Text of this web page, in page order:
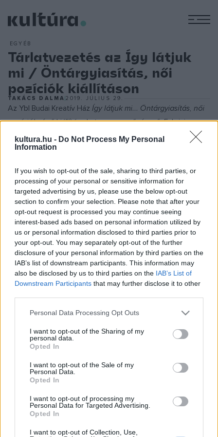
kultura.hu - Do Not Process My Personal
Information
If you wish to opt-out of the sale, sharing to third parties, or
processing of your personal or sensitive information for
targeted advertising by us, please use the below opt-out
section to confirm your selection. Please note that after your
opt-out request is processed you may continue seeing
interest-based ads based on personal information utilized by
us or personal information disclosed to third parties prior to
your opt-out. You may separately opt-out of the further
disclosure of your personal information by third parties on the
IAB’s list of downstream participants. This information may
also be disclosed by us to third parties on the IAB’s List of
Downstream Participants that may further disclose it to other
Please note that this website/app uses one or more Google
not limited to your visit or usage behaviour. You may click to
grant or deny consent to Google and its third-party tags to
use your data for below specified purposes in below Google
consent section.
Personal Data Processing Opt Outs
I want to opt-out of the Sharing of my
personal data.
Opted In
I want to opt-out of the Sale of my
Personal Data.
Opted In
I want to opt-out of processing my
Personal Data for Targeted Advertising.
Opted In
I want to opt-out of Collection, Use,
EGYÉB
Tárlatvezetés az Így látjuk
mi / Öntárgyiasítás, női
pozíciók kiállításon
TAKÁCS DALMA2019. JÚLIUS 29.
Az Ybl Budai Kreatív Ház Így látjuk mi... Öntárgyiasítás, női
pozíciókcímű kiállítása hat magyar művésznő, Fabricius
Anna, Lovas Ilona, Moizer Zsuzsa, Rabóczky Judit, Szabó
Klára Petra és Tranker Kata az öntárgyiasítás témájához
nézőpontot kínál, mind generációk, mind eltérő kulturális
orientációk tekintetében. Olyan többrétegű anyagról van
szó, amely a nő nézőpontját az élet minél szélesebb
területén ragadja meg.
Az érdeklődők egy sajátos szakmai szemmel felépített,
közvetlen és érdekes tárlatvezetésen vehetnek részt.
AzÍgy látjuk mi... Öntárgyiasítás, női pozíciókcímű kiállítás
augusztus 7-ig várja a látogatókat az Ybl Budai Kreatív
Házban. További információ aFacebook-eseménynél
olvasható.